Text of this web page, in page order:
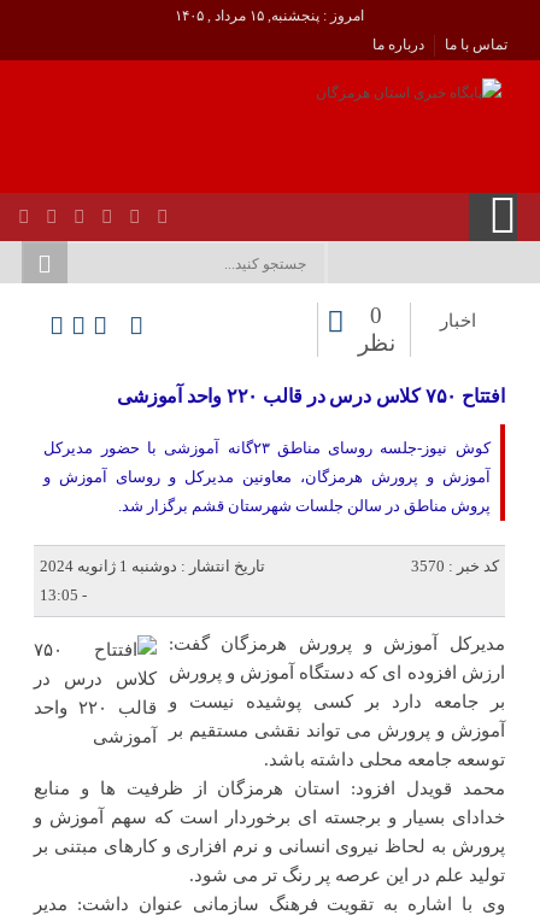
امروز : پنجشنبه, ۱۵ مرداد , ۱۴۰۵
تماس با ما
درباره ما
اخبار
0
نظر
افتتاح ۷۵۰ کلاس درس در قالب ۲۲۰ واحد آموزشی
کوش نیوز-جلسه روسای مناطق ۲۳گانه آموزشی با حضور مدیرکل
آموزش و پرورش هرمزگان، معاونین مدیرکل و روسای آموزش و
پروش مناطق در سالن جلسات شهرستان قشم برگزار شد.
کد خبر : 3570
تاریخ انتشار : دوشنبه 1 ژانویه 2024
- 13:05
مدیرکل آموزش و پرورش هرمزگان گفت:
ارزش افزوده ای که دستگاه آموزش و پرورش
بر جامعه دارد بر کسی پوشیده نیست و
آموزش و پرورش می تواند نقشی مستقیم بر
توسعه جامعه محلی داشته باشد.
محمد قویدل افزود: استان هرمزگان از ظرفیت ها و منابع
خدادای بسیار و برجسته ای برخوردار است که سهم آموزش و
پرورش به لحاظ نیروی انسانی و نرم افزاری و کارهای مبتنی بر
تولید علم در این عرصه پر رنگ تر می شود.
وی با اشاره به تقویت فرهنگ سازمانی عنوان داشت: مدیر